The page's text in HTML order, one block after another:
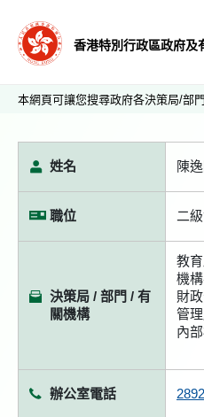
香港特別行政區政府及
本網頁可讓您搜尋政府各決策局/部
姓名 陳
職位 二
決策局 / 部門 / 有
關機構
教
機
財
管
內
辦公室電話